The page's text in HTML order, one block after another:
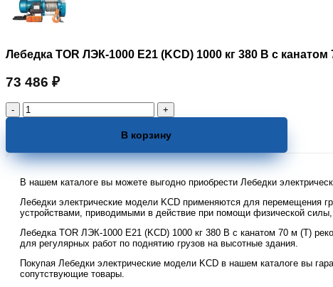
Лебедка TOR ЛЭК-1000 E21 (KCD) 1000 кг 380 В с канатом
73 486 ₽
Количество
товара
ЛЭК-1000
E21
(KCD)
1000
кг
В
с
канатом
70
В корзину
В нашем каталоге вы можете выгодно приобрести Лебедки
Лебедки электрические модели KCD применяются для перемещения
устройствами, приводимыми в действие при помощи физической
Лебедка TOR ЛЭК-1000 E21 (KCD) 1000 кг 380 В с канатом 70 м (T)
для регулярных работ по поднятию грузов на высотные здания.
Покупая Лебедки электрические модели KCD в нашем каталоге вы
сопутствующие товары.